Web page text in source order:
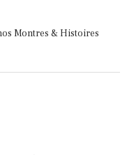
Montres & Histoires